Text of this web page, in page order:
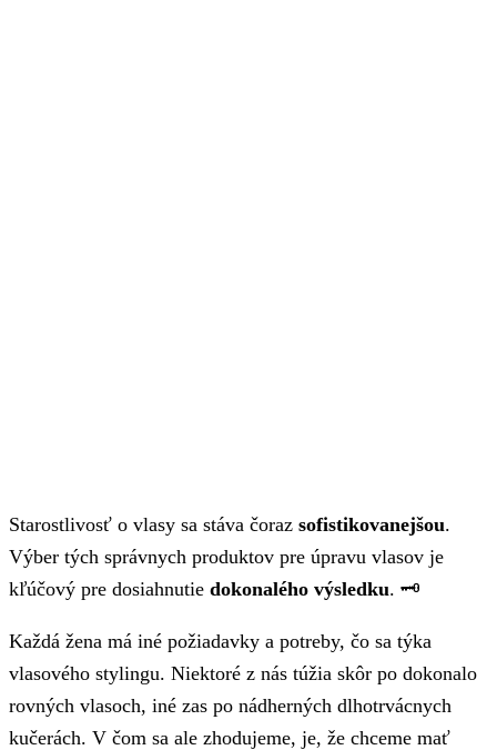
Starostlivosť o vlasy sa stáva čoraz sofistikovanejšou.
Výber tých správnych produktov pre úpravu vlasov je
kľúčový pre dosiahnutie dokonalého výsledku. 🗝️
Každá žena má iné požiadavky a potreby, čo sa týka
vlasového stylingu. Niektoré z nás túžia skôr po dokonalo
rovných vlasoch, iné zas po nádherných dlhotrvácnych
kučerách. V čom sa ale zhodujeme, je, že chceme mať